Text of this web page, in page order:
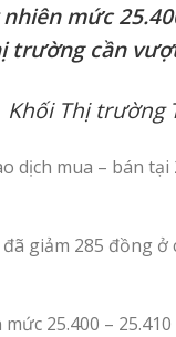
mức
trường cần
Khối Thị trường
mua – bán tại
giảm 285 đồng ở
25.400 –